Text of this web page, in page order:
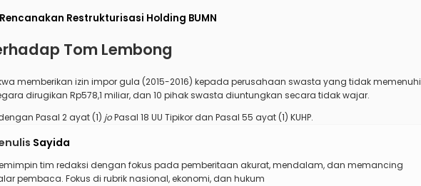
Restrukturisasi Holding BUMN
Tom Lembong
memberikan izin impor gula (2015-2016) kepada perusahaan swasta yang tidak memenuhi
dirugikan Rp578,1 miliar, dan 10 pihak swasta diuntungkan secara tidak wajar.
Pasal 2 ayat (1) joPasal 18 UU Tipikor dan Pasal 55 ayat (1) KUHP.
Sayida
tim redaksi dengan fokus pada pemberitaan akurat, mendalam, dan memancing
pembaca. Fokus di rubrik nasional, ekonomi, dan hukum